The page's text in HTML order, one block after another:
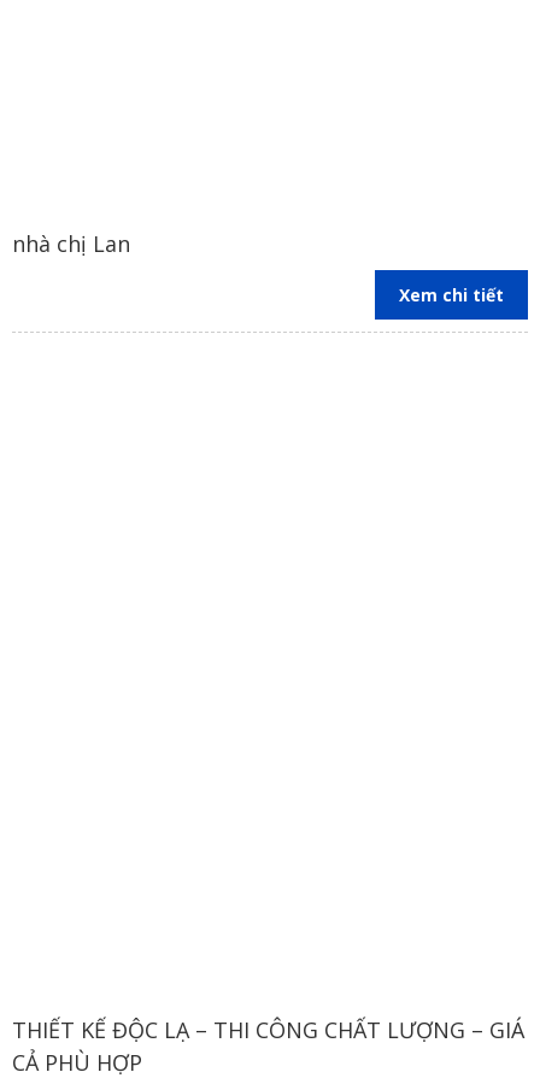
nhà chị Lan
Xem chi tiết
THIẾT KẾ ĐỘC LẠ – THI CÔNG CHẤT LƯỢNG – GIÁ
CẢ PHÙ HỢP